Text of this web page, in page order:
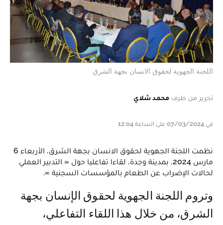
اللجنة الجهوية لحقوق الانسان بجهة الشرق
تحرير من طرف محمد شلاي
في 07/03/2024 على الساعة 12:04
نظمت اللجنة الجهوية لحقوق الانسان بجهة الشرق، الأربعاء 6
مارس 2024، بمدينة وجدة، لقاءا تفاعليا حول « التدبير العملي
لحالات الإضراب عن الطعام بالمؤسسات السجنية ».
وتروم اللجنة الجهوية لحقوق الإنسان بجهة
الشرق، من خلال هذا اللقاء التفاعلي،